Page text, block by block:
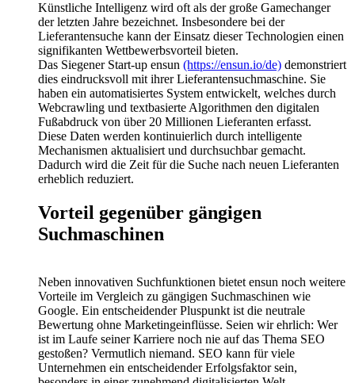
Künstliche Intelligenz wird oft als der große Gamechanger
der letzten Jahre bezeichnet. Insbesondere bei der
Lieferantensuche kann der Einsatz dieser Technologien einen
signifikanten Wettbewerbsvorteil bieten.
Das Siegener Start-up ensun (https://ensun.io/de) demonstriert
dies eindrucksvoll mit ihrer Lieferantensuchmaschine. Sie
haben ein automatisiertes System entwickelt, welches durch
Webcrawling und textbasierte Algorithmen den digitalen
Fußabdruck von über 20 Millionen Lieferanten erfasst.
Diese Daten werden kontinuierlich durch intelligente
Mechanismen aktualisiert und durchsuchbar gemacht.
Dadurch wird die Zeit für die Suche nach neuen Lieferanten
erheblich reduziert.
Vorteil gegenüber gängigen
Suchmaschinen
Neben innovativen Suchfunktionen bietet ensun noch weitere
Vorteile im Vergleich zu gängigen Suchmaschinen wie
Google. Ein entscheidender Pluspunkt ist die neutrale
Bewertung ohne Marketingeinflüsse. Seien wir ehrlich: Wer
ist im Laufe seiner Karriere noch nie auf das Thema SEO
gestoßen? Vermutlich niemand. SEO kann für viele
Unternehmen ein entscheidender Erfolgsfaktor sein,